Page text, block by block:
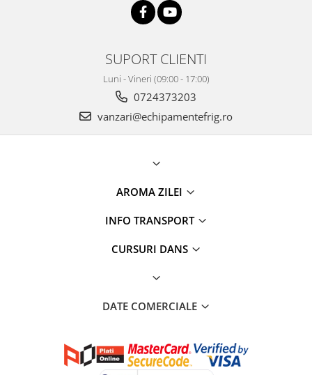
SUPORT CLIENTI
Luni - Vineri (09:00 - 17:00)
0724373203
vanzari@echipamentefrig.ro
AROMA ZILEI
INFO TRANSPORT
CURSURI DANS
DATE COMERCIALE